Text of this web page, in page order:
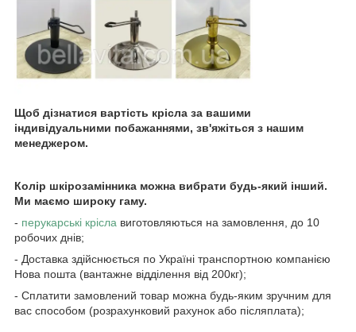
Щоб дізнатися вартість крісла за вашими
індивідуальними побажаннями, зв'яжіться з нашим
менеджером.
Колір шкірозамінника можна вибрати будь-який інший.
Ми маємо широку гаму.
- перукарські крісла виготовляються на замовлення, до 10
робочих днів;
- Доставка здійснюється по Україні транспортною компанією
Нова пошта (вантажне відділення від 200кг);
- Сплатити замовлений товар можна будь-яким зручним для
вас способом (розрахунковий рахунок або післяплата);